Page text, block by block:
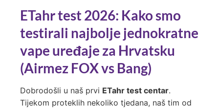
ETahr test 2026: Kako smo
testirali najbolje jednokratne
vape uređaje za Hrvatsku
(Airmez FOX vs Bang)
Dobrodošli u naš prvi ETahr test centar.
Tijekom proteklih nekoliko tjedana, naš tim od